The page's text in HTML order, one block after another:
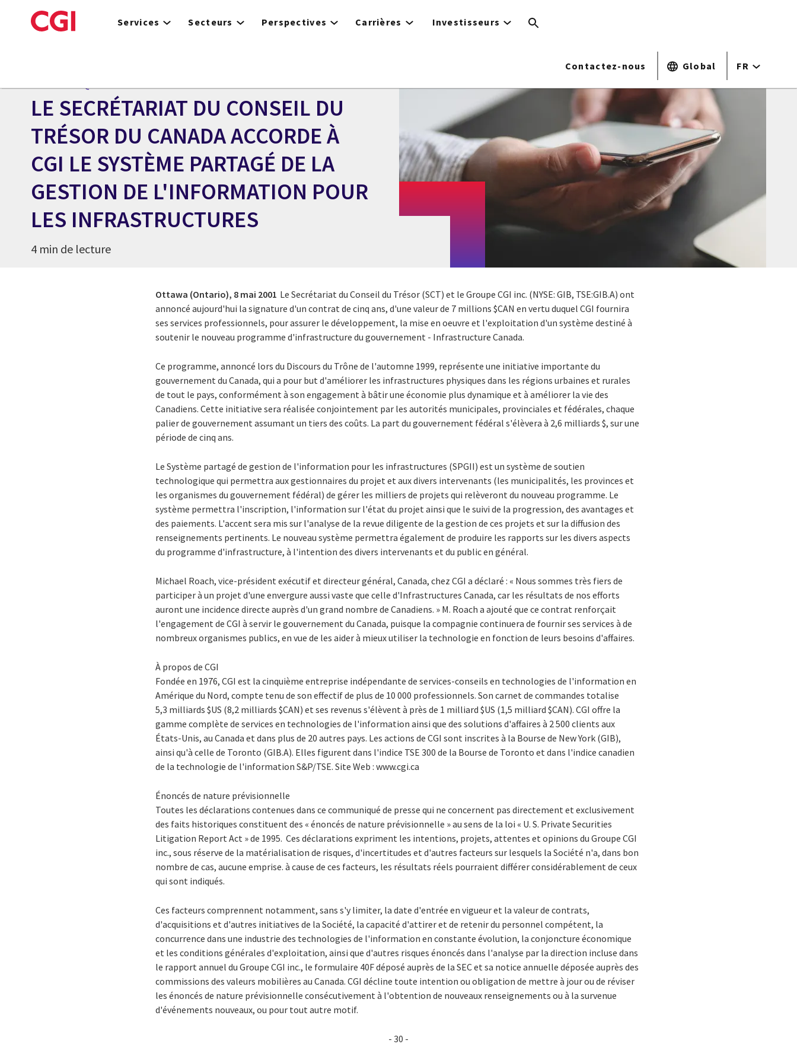
to
Services Secteurs Perspectives Carrières Investisseurs
Contactez-nous Global FR
LE SECRÉTARIAT DU CONSEIL DU
TRÉSOR DU CANADA ACCORDE À
CGI LE SYSTÈME PARTAGÉ DE LA
GESTION DE L'INFORMATION POUR
LES INFRASTRUCTURES
4 min de lecture
Ottawa (Ontario), 8 mai 2001 Le Secrétariat du Conseil du Trésor (SCT) et le Groupe CGI inc. (NYSE: GIB, TSE:GIB.A) ont
annoncé aujourd'hui la signature d'un contrat de cinq ans, d'une valeur de 7 millions $CAN en vertu duquel CGI fournira
ses services professionnels, pour assurer le développement, la mise en oeuvre et l'exploitation d'un système destiné à
soutenir le nouveau programme d'infrastructure du gouvernement - Infrastructure Canada.
Ce programme, annoncé lors du Discours du Trône de l'automne 1999, représente une initiative importante du
gouvernement du Canada, qui a pour but d'améliorer les infrastructures physiques dans les régions urbaines et rurales
de tout le pays, conformément à son engagement à bâtir une économie plus dynamique et à améliorer la vie des
Canadiens. Cette initiative sera réalisée conjointement par les autorités municipales, provinciales et fédérales, chaque
palier de gouvernement assumant un tiers des coûts. La part du gouvernement fédéral s'élèvera à 2,6 milliards $, sur une
période de cinq ans.
Le Système partagé de gestion de l'information pour les infrastructures (SPGII) est un système de soutien
technologique qui permettra aux gestionnaires du projet et aux divers intervenants (les municipalités, les provinces et
les organismes du gouvernement fédéral) de gérer les milliers de projets qui relèveront du nouveau programme. Le
système permettra l'inscription, l'information sur l'état du projet ainsi que le suivi de la progression, des avantages et
des paiements. L'accent sera mis sur l'analyse de la revue diligente de la gestion de ces projets et sur la diffusion des
renseignements pertinents. Le nouveau système permettra également de produire les rapports sur les divers aspects
du programme d'infrastructure, à l'intention des divers intervenants et du public en général.
Michael Roach, vice-président exécutif et directeur général, Canada, chez CGI a déclaré : « Nous sommes très fiers de
participer à un projet d'une envergure aussi vaste que celle d'Infrastructures Canada, car les résultats de nos efforts
auront une incidence directe auprès d'un grand nombre de Canadiens. » M. Roach a ajouté que ce contrat renforçait
l'engagement de CGI à servir le gouvernement du Canada, puisque la compagnie continuera de fournir ses services à de
nombreux organismes publics, en vue de les aider à mieux utiliser la technologie en fonction de leurs besoins d'affaires.
À propos de CGI
Fondée en 1976, CGI est la cinquième entreprise indépendante de services-conseils en technologies de l'information en
Amérique du Nord, compte tenu de son effectif de plus de 10 000 professionnels. Son carnet de commandes totalise
5,3 milliards $US (8,2 milliards $CAN) et ses revenus s'élèvent à près de 1 milliard $US (1,5 milliard $CAN). CGI offre la
gamme complète de services en technologies de l'information ainsi que des solutions d'affaires à 2 500 clients aux
États-Unis, au Canada et dans plus de 20 autres pays. Les actions de CGI sont inscrites à la Bourse de New York (GIB),
ainsi qu'à celle de Toronto (GIB.A). Elles figurent dans l'indice TSE 300 de la Bourse de Toronto et dans l'indice canadien
de la technologie de l'information S&P/TSE. Site Web : www.cgi.ca
Énoncés de nature prévisionnelle
Toutes les déclarations contenues dans ce communiqué de presse qui ne concernent pas directement et exclusivement
des faits historiques constituent des « énoncés de nature prévisionnelle » au sens de la loi « U. S. Private Securities
Litigation Report Act » de 1995. Ces déclarations expriment les intentions, projets, attentes et opinions du Groupe CGI
inc., sous réserve de la matérialisation de risques, d'incertitudes et d'autres facteurs sur lesquels la Société n'a, dans bon
nombre de cas, aucune emprise. à cause de ces facteurs, les résultats réels pourraient différer considérablement de ceux
qui sont indiqués.
Ces facteurs comprennent notamment, sans s'y limiter, la date d'entrée en vigueur et la valeur de contrats,
d'acquisitions et d'autres initiatives de la Société, la capacité d'attirer et de retenir du personnel compétent, la
concurrence dans une industrie des technologies de l'information en constante évolution, la conjoncture économique
et les conditions générales d'exploitation, ainsi que d'autres risques énoncés dans l'analyse par la direction incluse dans
le rapport annuel du Groupe CGI inc., le formulaire 40F déposé auprès de la SEC et sa notice annuelle déposée auprès des
commissions des valeurs mobilières au Canada. CGI décline toute intention ou obligation de mettre à jour ou de réviser
les énoncés de nature prévisionnelle consécutivement à l'obtention de nouveaux renseignements ou à la survenue
d'événements nouveaux, ou pour tout autre motif.
- 30 -